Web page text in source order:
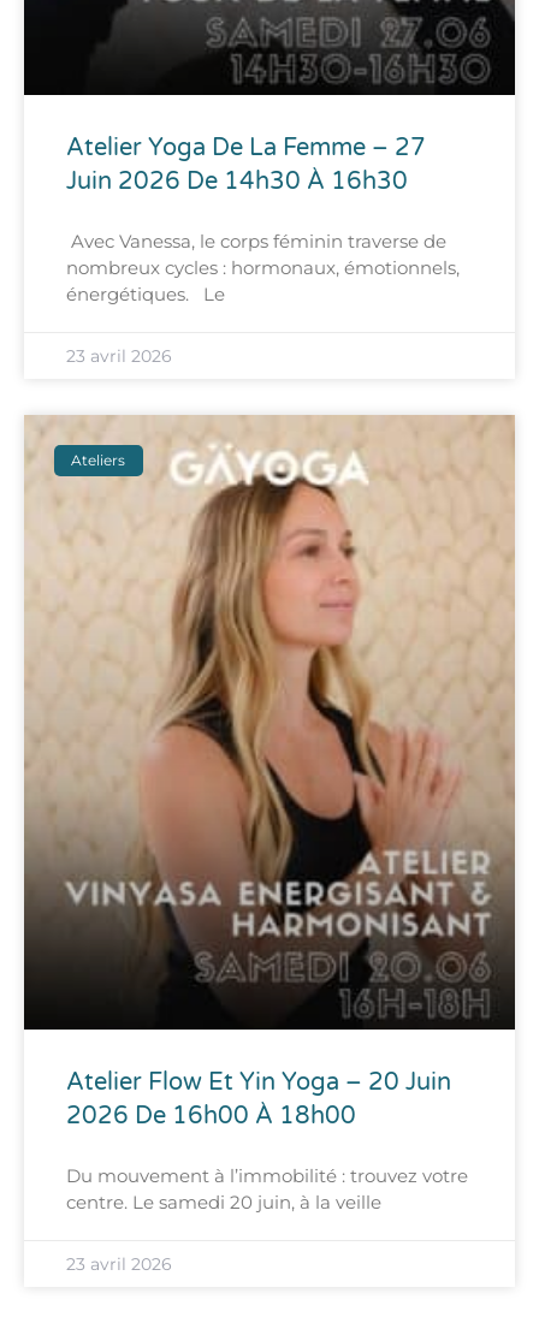
Atelier Yoga De La Femme – 27
Juin 2026 De 14h30 À 16h30
Avec Vanessa, le corps féminin traverse de
nombreux cycles : hormonaux, émotionnels,
énergétiques. Le
23 avril 2026
Ateliers
Atelier Flow Et Yin Yoga – 20 Juin
2026 De 16h00 À 18h00
Du mouvement à l’immobilité : trouvez votre
centre. Le samedi 20 juin, à la veille
23 avril 2026